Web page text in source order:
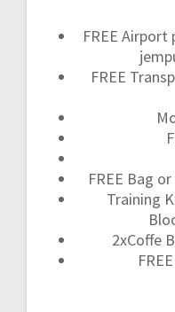
FREE Airport
FREE
FREE Bag
Training
2xCoffe